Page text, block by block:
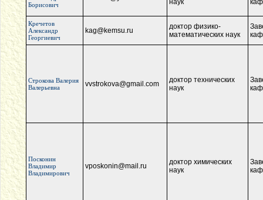
Борисович
наук
Кречетов
Александр
Георгиевич
kag@kemsu.ru
доктор физико-
математических наук
Строкова Валерия
Валерьевна
vvstrokova@gmail.com
доктор технических
наук
Посконин
Владимир
Владимирович
vposkonin@mail.ru
доктор химических
наук